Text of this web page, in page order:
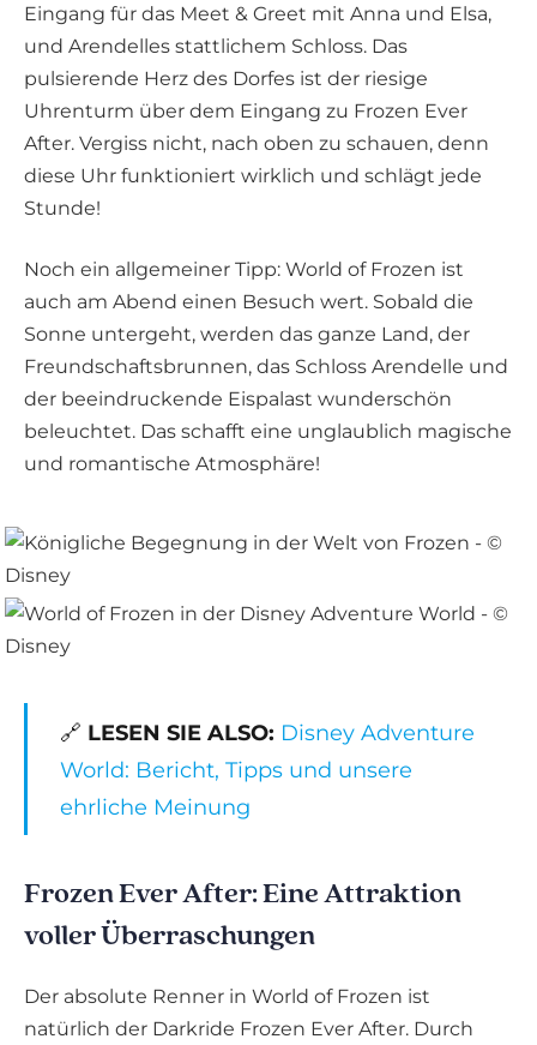
Eingang für das Meet & Greet mit Anna und Elsa,
und Arendelles stattlichem Schloss. Das
pulsierende Herz des Dorfes ist der riesige
Uhrenturm über dem Eingang zu Frozen Ever
After. Vergiss nicht, nach oben zu schauen, denn
diese Uhr funktioniert wirklich und schlägt jede
Stunde!
Noch ein allgemeiner Tipp: World of Frozen ist
auch am Abend einen Besuch wert. Sobald die
Sonne untergeht, werden das ganze Land, der
Freundschaftsbrunnen, das Schloss Arendelle und
der beeindruckende Eispalast wunderschön
beleuchtet. Das schafft eine unglaublich magische
und romantische Atmosphäre!
🔗 LESEN SIE ALSO: Disney Adventure
World: Bericht, Tipps und unsere
ehrliche Meinung
Frozen Ever After: Eine Attraktion
voller Überraschungen
Der absolute Renner in World of Frozen ist
natürlich der Darkride Frozen Ever After. Durch